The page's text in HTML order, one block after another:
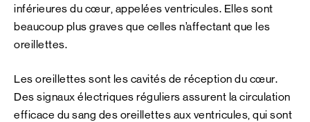
inférieures du cœur, appelées ventricules. Elles sont
beaucoup plus graves que celles n’affectant que les
oreillettes.
Les oreillettes sont les cavités de réception du cœur.
Des signaux électriques réguliers assurent la circulation
efficace du sang des oreillettes aux ventricules, qui sont